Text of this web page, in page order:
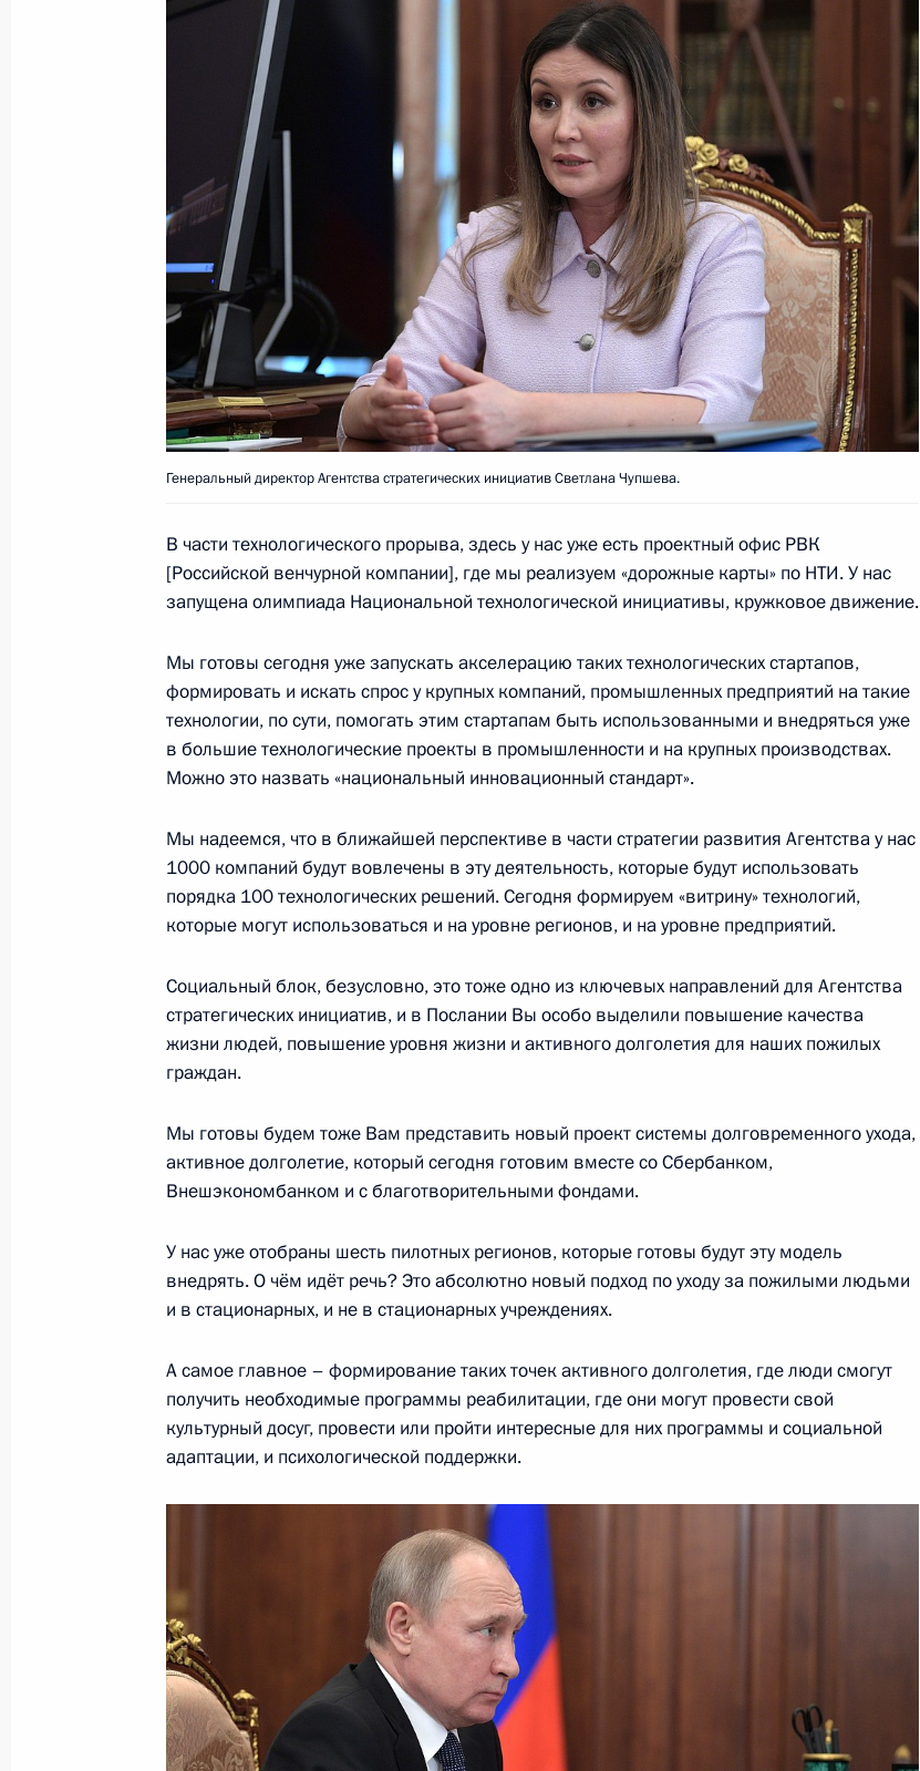
4 мая 2018 года, пятница
Телефонный разговор с Президентом Казахстана Нурсултаном
Назарбаевым
4 мая 2018 года, 15:30
Встреча с гендиректором АСИ Светланой Чупшевой
4 мая 2018 года, 13:50 Москва, Кремль
4
3 мая 2018 года, четверг
3 мая 2018 года, 16:30 Сочи
3 мая 2018 года, 16:00 Сочи
Посещение Центра выдачи паспорта болельщика чемпионата
3 мая 2018 года, 14:45 Сочи
3 мая в Сочи Владимир Путин проведёт заседание
наблюдательного совета оргкомитета «Россия-2018»
Поздравление Валерию Гергиеву с 65-летием
2 мая 2018 года, 12:10
30 апреля 2018 года, понедельник
Биньямином Нетаньяху
30 апреля 2018 года, 22:45
Телефонный разговор с Президентом Франции Эммануэлем
30 апреля 2018 года, 13:50
Генеральный директор Агентства стратегических инициатив Светлана Чупшева.
В части технологического прорыва, здесь у нас уже есть проектный офис РВК
[Российской венчурной компании], где мы реализуем «дорожные карты» по НТИ. У нас
запущена олимпиада Национальной технологической инициативы, кружковое движение.
Мы готовы сегодня уже запускать акселерацию таких технологических стартапов,
формировать и искать спрос у крупных компаний, промышленных предприятий на такие
технологии, по сути, помогать этим стартапам быть использованными и внедряться уже
в большие технологические проекты в промышленности и на крупных производствах.
Можно это назвать «национальный инновационный стандарт».
Мы надеемся, что в ближайшей перспективе в части стратегии развития Агентства у нас
1000 компаний будут вовлечены в эту деятельность, которые будут использовать
порядка 100 технологических решений. Сегодня формируем «витрину» технологий,
которые могут использоваться и на уровне регионов, и на уровне предприятий.
Социальный блок, безусловно, это тоже одно из ключевых направлений для Агентства
стратегических инициатив, и в Послании Вы особо выделили повышение качества
жизни людей, повышение уровня жизни и активного долголетия для наших пожилых
граждан.
Мы готовы будем тоже Вам представить новый проект системы долговременного ухода,
активное долголетие, который сегодня готовим вместе со Сбербанком,
Внешэкономбанком и с благотворительными фондами.
У нас уже отобраны шесть пилотных регионов, которые готовы будут эту модель
внедрять. О чём идёт речь? Это абсолютно новый подход по уходу за пожилыми людьми
и в стационарных, и не в стационарных учреждениях.
А самое главное – формирование таких точек активного долголетия, где люди смогут
получить необходимые программы реабилитации, где они могут провести свой
культурный досуг, провести или пройти интересные для них программы и социальной
адаптации, и психологической поддержки.